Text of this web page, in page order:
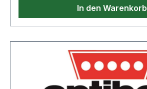
In den Warenkorb